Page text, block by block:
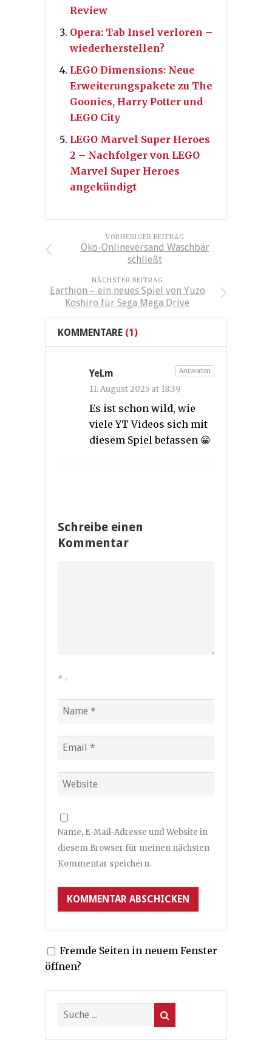
Review
Opera: Tab Insel verloren –
wiederherstellen?
LEGO Dimensions: Neue
Erweiterungspakete zu The
Goonies, Harry Potter und
LEGO City
LEGO Marvel Super Heroes
2 – Nachfolger von LEGO
Marvel Super Heroes
angekündigt
VORHERIGER BEITRAG
Öko-Onlineversand Waschbär
schließt
NÄCHSTER BEITRAG
Earthion – ein neues Spiel von Yuzo
Koshiro für Sega Mega Drive
KOMMENTARE (1)
YeLm
11. August 2025 at 18:39
Es ist schon wild, wie
viele YT Videos sich mit
diesem Spiel befassen 😀
Antworten
Schreibe einen
Kommentar
* =
Name, E-Mail-Adresse und Website in
diesem Browser für meinen nächsten
Kommentar speichern.
Fremde Seiten in neuem Fenster
öffnen?